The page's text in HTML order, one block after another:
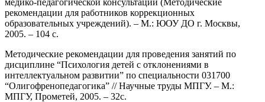
рекомендации для работников коррекционных
образовательных учреждений). – М.: ЮОУ ДО г. Москвы,
2005. – 104 с.
Методические рекомендации для проведения занятий по
дисциплине “Психология детей с отклонениями в
интеллектуальном развитии” по специальности 031700
“Олигофренопедагогика” // Научные труды МПГУ. – М.:
МПГУ, Прометей, 2005. – 32с.